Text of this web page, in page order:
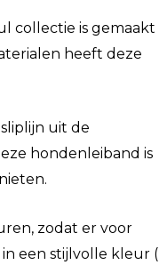
collectie is gemaakt
heeft deze
uit de
hondenleiband is
zodat er voor
een stijlvolle kleur (